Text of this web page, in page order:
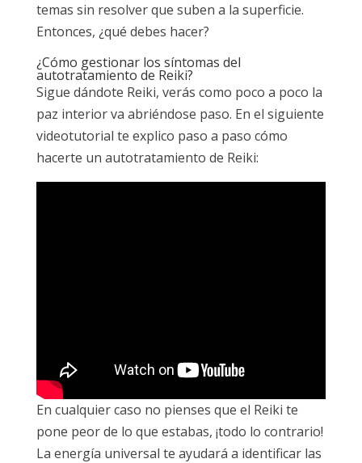
temas sin resolver que suben a la superficie.
Entonces, ¿qué debes hacer?
¿Cómo gestionar los síntomas del
autotratamiento de Reiki?
Sigue dándote Reiki, verás como poco a poco la
paz interior va abriéndose paso. En el siguiente
videotutorial te explico paso a paso cómo
hacerte un autotratamiento de Reiki:
En cualquier caso no pienses que el Reiki te
pone peor de lo que estabas, ¡todo lo contrario!
La energía universal te ayudará a identificar las